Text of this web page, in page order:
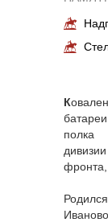
К
полка
фронта,